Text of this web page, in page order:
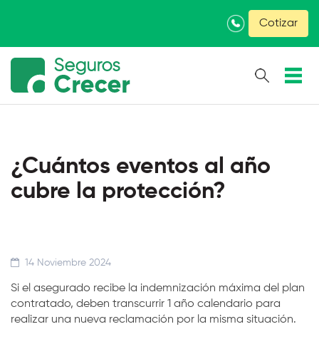
Cotizar
×
¿Cuántos eventos al año
cubre la protección?
14 Noviembre 2024
Si el asegurado recibe la indemnización máxima del plan
contratado, deben transcurrir 1 año calendario para
realizar una nueva reclamación por la misma situación.